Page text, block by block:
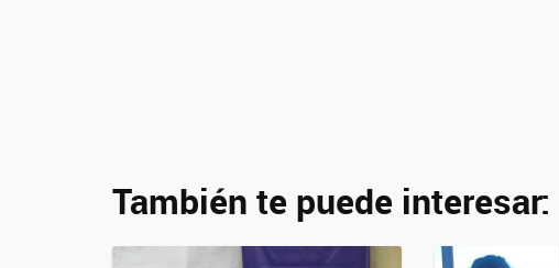
También te puede interesar: